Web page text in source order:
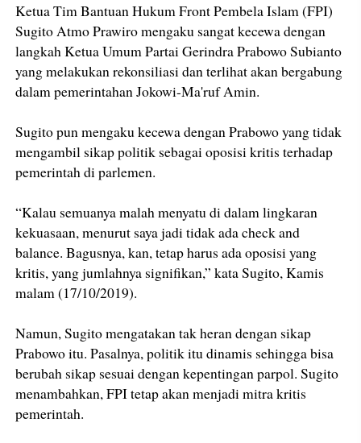
Ketua Tim Bantuan Hukum Front Pembela Islam (FPI)
Sugito Atmo Prawiro mengaku sangat kecewa dengan
langkah Ketua Umum Partai Gerindra Prabowo Subianto
yang melakukan rekonsiliasi dan terlihat akan bergabung
dalam pemerintahan Jokowi-Ma'ruf Amin.
Sugito pun mengaku kecewa dengan Prabowo yang tidak
mengambil sikap politik sebagai oposisi kritis terhadap
pemerintah di parlemen.
“Kalau semuanya malah menyatu di dalam lingkaran
kekuasaan, menurut saya jadi tidak ada check and
balance. Bagusnya, kan, tetap harus ada oposisi yang
kritis, yang jumlahnya signifikan,” kata Sugito, Kamis
malam (17/10/2019).
Namun, Sugito mengatakan tak heran dengan sikap
Prabowo itu. Pasalnya, politik itu dinamis sehingga bisa
berubah sikap sesuai dengan kepentingan parpol. Sugito
menambahkan, FPI tetap akan menjadi mitra kritis
pemerintah.